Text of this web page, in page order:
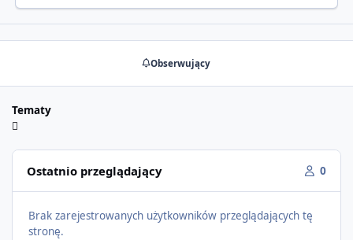
Obserwujący
Tematy
Ostatnio przeglądający 0
Brak zarejestrowanych użytkowników przeglądających tę
stronę.